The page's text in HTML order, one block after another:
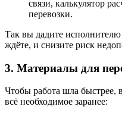
связи, калькулятор
перевозки.
Так вы дадите исполнителю
ждёте, и снизите риск
3. Материалы для
Чтобы работа шла быстрее,
всё необходимое заранее: